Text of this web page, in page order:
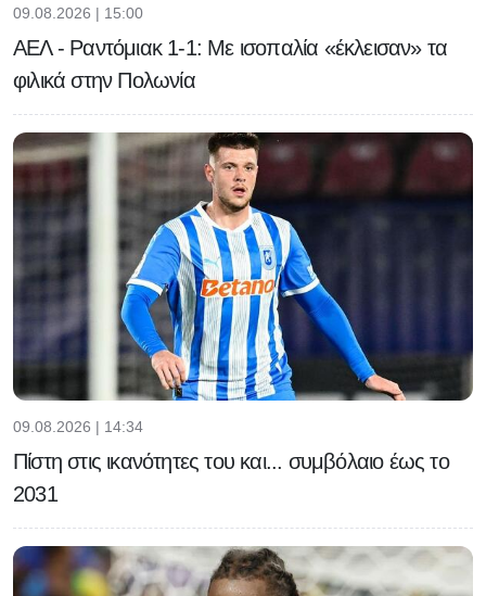
09.08.2026 | 15:00
ΑΕΛ - Ραντόμιακ 1-1: Με ισοπαλία «έκλεισαν» τα
φιλικά στην Πολωνία
09.08.2026 | 14:34
Πίστη στις ικανότητες του και... συμβόλαιο έως το
2031